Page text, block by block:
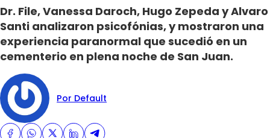
Dr. File, Vanessa Daroch, Hugo Zepeda y Alvaro
Santi analizaron psicofónias, y mostraron una
experiencia paranormal que sucedió en un
cementerio en plena noche de San Juan.
Por Default